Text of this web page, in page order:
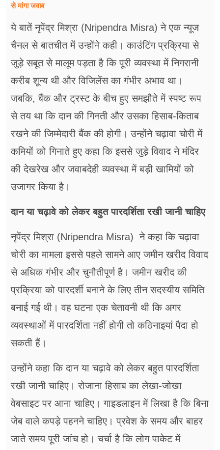
से मांगा जवाब
ये बातें नृपेंद्र मिश्रा (Nripendra Misra) ने एक न्यूज
चैनल से बातचीत में उन्होंने कही। काउंटिंग प्रक्रिया से
जुड़े सबूत से मालूम पड़ता है कि पूरी व्यवस्था में निगरानी
करीब शून्य थी और विजिलेंस का गंभीर अभाव था।
जबकि, बैंक और ट्रस्ट के बीच हुए समझौते में स्पष्ट रूप
से तय था कि दान की गिनती और उसका हिसाब-किताब
रखने की जिम्मेदारी बैंक की होगी। उन्होंने चढ़ावा चोरी में
कमियों को गिनाते हुए कहा कि इससे जुड़े विवाद ने मंदिर
की देखरेख और जवाबदेही व्यवस्था में बड़ी खामियों को
उजागर किया है।
दान या चढ़ावे को लेकर बहुत पारदर्शिता रखी जानी चाहिए
नृपेंद्र मिश्रा (Nripendra Misra) ने कहा कि चढ़ावा
चोरी का मामला इससे पहले सामने आए जमीन खरीद विवाद
से अधिक गंभीर और चुनौतीपूर्ण है। जमीन खरीद की
प्रक्रिया को पारदर्शी बनाने के लिए तीन सदस्यीय समिति
बनाई गई थी। वह घटना एक चेतावनी थी कि अगर
व्यवस्थाओं में पारदर्शिता नहीं होगी तो कठिनाइयां पैदा हो
सकती हैं।
उन्होंने कहा कि दान या चढ़ावे को लेकर बहुत पारदर्शिता
रखी जानी चाहिए। रोजाना हिसाब का लेखा-जोखा
वेबसाइट पर आना चाहिए। गाइडलाइन में लिखा है कि बिना
जेब वाले कपड़े पहनने चाहिए। प्रवेश के समय और बाहर
जाते समय पूरी जांच हो। चर्चा है कि लोग पाकेट में